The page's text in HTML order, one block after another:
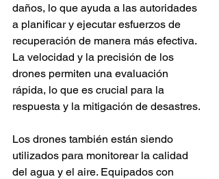
daños, lo que ayuda a las autoridades
a planificar y ejecutar esfuerzos de
recuperación de manera más efectiva.
La velocidad y la precisión de los
drones permiten una evaluación
rápida, lo que es crucial para la
respuesta y la mitigación de desastres.
Los drones también están siendo
utilizados para monitorear la calidad
del agua y el aire. Equipados con